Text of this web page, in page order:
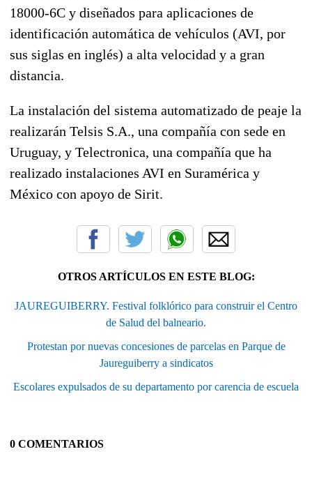
18000-6C y diseñados para aplicaciones de
identificación automática de vehículos (AVI, por
sus siglas en inglés) a alta velocidad y a gran
distancia.
La instalación del sistema automatizado de peaje la
realizarán Telsis S.A., una compañía con sede en
Uruguay, y Telectronica, una compañía que ha
realizado instalaciones AVI en Suramérica y
México con apoyo de Sirit.
OTROS ARTÍCULOS EN ESTE BLOG:
JAUREGUIBERRY. Festival folklórico para construir el Centro
de Salud del balneario.
Protestan por nuevas concesiones de parcelas en Parque de
Jaureguiberry a sindicatos
Escolares expulsados de su departamento por carencia de escuela
0 COMENTARIOS